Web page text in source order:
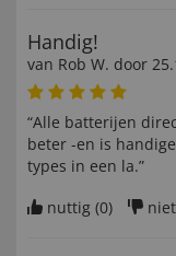
Handig!
van Rob W. door
“Alle batterijen
beter -en is
types in een la.”
nuttig (0)